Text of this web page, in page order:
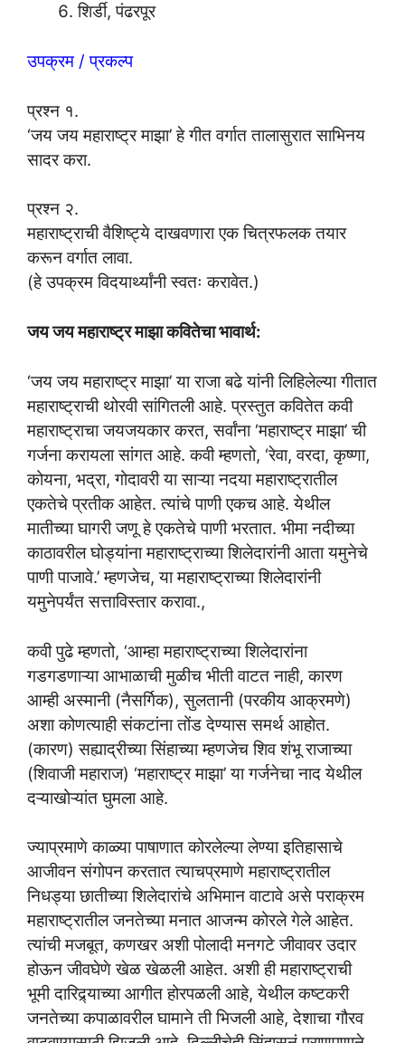
शिर्डी, पंढरपूर
उपक्रम / प्रकल्प
प्रश्न १.
‘जय जय महाराष्ट्र माझा’ हे गीत वर्गात तालासुरात साभिनय
सादर करा.
प्रश्न २.
महाराष्ट्राची वैशिष्ट्ये दाखवणारा एक चित्रफलक तयार
करून वर्गात लावा.
(हे उपक्रम विदयार्थ्यांनी स्वतः करावेत.)
जय जय महाराष्ट्र माझा कवितेचा भावार्थ:
‘जय जय महाराष्ट्र माझा’ या राजा बढे यांनी लिहिलेल्या गीतात
महाराष्ट्राची थोरवी सांगितली आहे. प्रस्तुत कवितेत कवी
महाराष्ट्राचा जयजयकार करत, सर्वांना ‘महाराष्ट्र माझा’ ची
गर्जना करायला सांगत आहे. कवी म्हणतो, ‘रेवा, वरदा, कृष्णा,
कोयना, भद्रा, गोदावरी या साऱ्या नदया महाराष्ट्रातील
एकतेचे प्रतीक आहेत. त्यांचे पाणी एकच आहे. येथील
मातीच्या घागरी जणू हे एकतेचे पाणी भरतात. भीमा नदीच्या
काठावरील घोड्यांना महाराष्ट्राच्या शिलेदारांनी आता यमुनेचे
पाणी पाजावे.’ म्हणजेच, या महाराष्ट्राच्या शिलेदारांनी
यमुनेपर्यंत सत्ताविस्तार करावा.,
कवी पुढे म्हणतो, ‘आम्हा महाराष्ट्राच्या शिलेदारांना
गडगडणाऱ्या आभाळाची मुळीच भीती वाटत नाही, कारण
आम्ही अस्मानी (नैसर्गिक), सुलतानी (परकीय आक्रमणे)
अशा कोणत्याही संकटांना तोंड देण्यास समर्थ आहोत.
(कारण) सह्याद्रीच्या सिंहाच्या म्हणजेच शिव शंभू राजाच्या
(शिवाजी महाराज) ‘महाराष्ट्र माझा’ या गर्जनेचा नाद येथील
दऱ्याखोऱ्यांत घुमला आहे.
ज्याप्रमाणे काळ्या पाषाणात कोरलेल्या लेण्या इतिहासाचे
आजीवन संगोपन करतात त्याचप्रमाणे महाराष्ट्रातील
निधड्या छातीच्या शिलेदारांचे अभिमान वाटावे असे पराक्रम
महाराष्ट्रातील जनतेच्या मनात आजन्म कोरले गेले आहेत.
त्यांची मजबूत, कणखर अशी पोलादी मनगटे जीवावर उदार
होऊन जीवघेणे खेळ खेळली आहेत. अशी ही महाराष्ट्राची
भूमी दारिद्र्याच्या आगीत होरपळली आहे, येथील कष्टकरी
जनतेच्या कपाळावरील घामाने ती भिजली आहे, देशाचा गौरव